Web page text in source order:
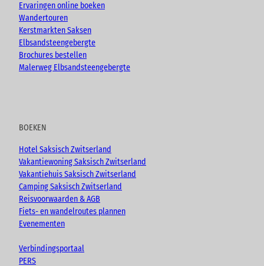
Ervaringen online boeken
Wandertouren
Kerstmarkten Saksen
Elbsandsteengebergte
Brochures bestellen
Malerweg Elbsandsteengebergte
BOEKEN
Hotel Saksisch Zwitserland
Vakantiewoning Saksisch Zwitserland
Vakantiehuis Saksisch Zwitserland
Camping Saksisch Zwitserland
Reisvoorwaarden & AGB
Fiets- en wandelroutes plannen
Evenementen
Verbindingsportaal
PERS